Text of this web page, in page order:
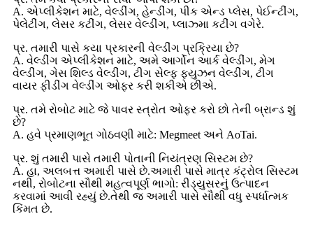
A. એપ્લીકેશન માટે, વેલ્ડીંગ, હેન્ડીંગ, પીક એન્ડ પ્લેસ, પેઈન્ટીંગ,
પેલેટીંગ, લેસર કટીંગ, લેસર વેલ્ડીંગ, પ્લાઝ્મા કટીંગ વગેરે.
પ્ર. તમારી પાસે કયા પ્રકારની વેલ્ડીંગ પ્રક્રિયા છે?
A. વેલ્ડીંગ એપ્લીકેશન માટે, અમે આર્ગોન આર્ક વેલ્ડીંગ, મેગ
વેલ્ડીંગ, ગેસ શિલ્ડ વેલ્ડીંગ, ટીગ સેલ્ફ ફ્યુઝન વેલ્ડીંગ, ટીગ
વાયર ફીડીંગ વેલ્ડીંગ ઓફર કરી શકીએ છીએ.
પ્ર. તમે રોબોટ માટે જે પાવર સ્ત્રોત ઓફર કરો છો તેની બ્રાન્ડ શું
છે?
A. હવે પ્રમાણભૂત ગોઠવણી માટે: Megmeet અને AoTai.
પ્ર. શું તમારી પાસે તમારી પોતાની નિયંત્રણ સિસ્ટમ છે?
A. હા, અલબત્ત અમારી પાસે છે.અમારી પાસે માત્ર કંટ્રોલ સિસ્ટમ
નથી, રોબોટના સૌથી મહત્વપૂર્ણ ભાગો: રીડ્યુસરનું ઉત્પાદન
કરવામાં આવી રહ્યું છે.તેથી જ અમારી પાસે સૌથી વધુ સ્પર્ધાત્મક
કિંમત છે.